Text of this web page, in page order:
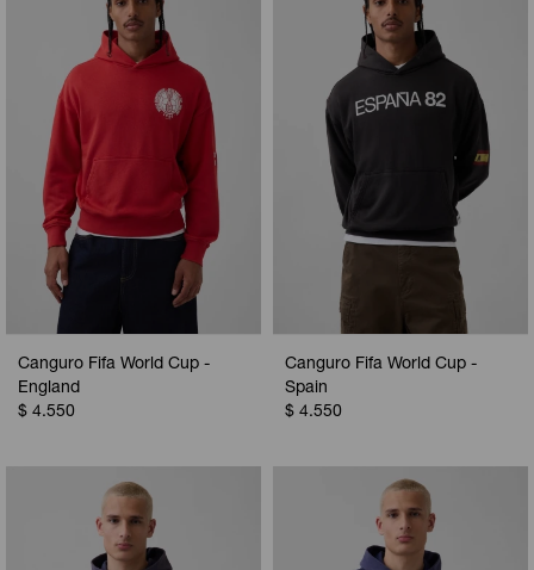
Canguro Fifa World Cup -
England
$ 4.550
Canguro Fifa World Cup -
Spain
$ 4.550
Camperas
Musculosas
Shorts
Vestidos y polleras
Pijamas
Camperas
Chalecos
Shorts
Ropa interior
Polos
Camperas
Chalecos
Ropa interior
Pijamas
Camperas
Pijamas
Sets